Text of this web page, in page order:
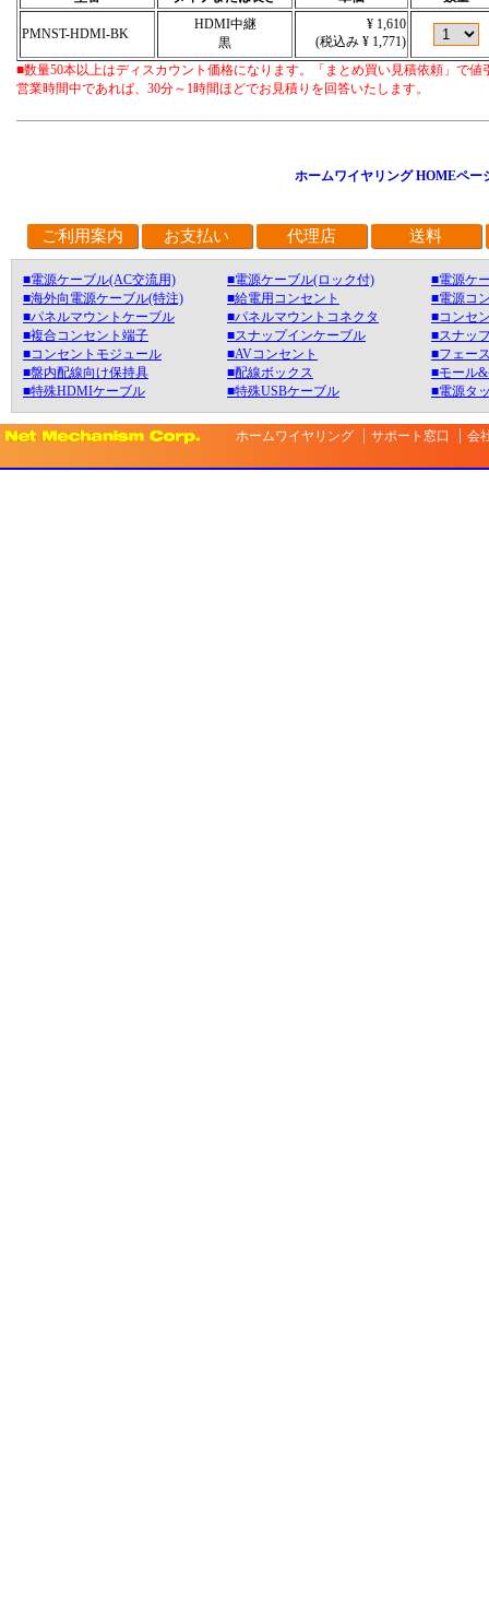
PMNST-HDMI-BK
HDMI中継
黒
¥ 1,610
(税込み ¥ 1,771)
■数量50本以上はディスカウント価格になります。「まとめ買い見積依頼」で値
営業時間中であれば、30分～1時間ほどでお見積りを回答いたします。
ホームワイヤリング HOMEペー
ご利用案内 お支払い 代理店 送料
■電源ケーブル(AC交流用) ■電源ケーブル(ロック付)
■電源ケ
■海外向電源ケーブル(特注)
■給電用コンセント
■電源コ
■パネルマウントケーブル
■パネルマウントコネクタ
■コンセ
■複合コンセント端子
■スナップインケーブル
■スナッ
■コンセントモジュール
■AVコンセント
■フェー
■盤内配線向け保持具
■配線ボックス
■モール
■特殊HDMIケーブル
■特殊USBケーブル ■電源タ
ホームワイヤリング サポート窓口 会